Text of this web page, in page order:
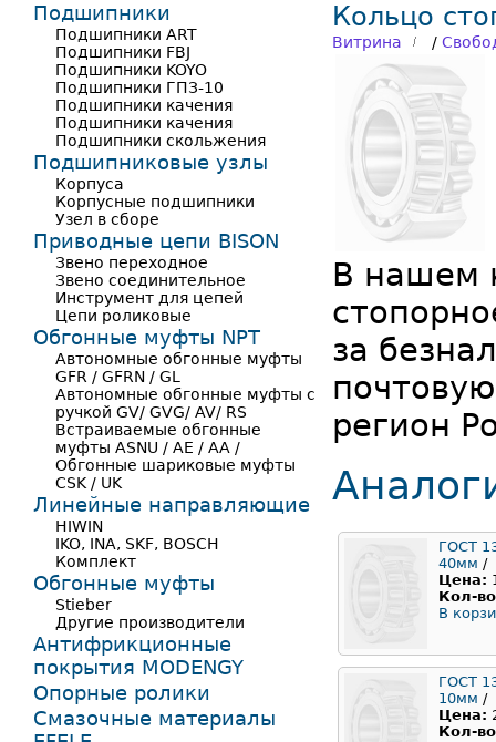
Кольцо
Витрина /
В нашем
за
регион
ГОСТ
40мм /
Цена:
Кол-
В
ГОСТ
10мм /
Цена:
Кол-
Подшипники
Подшипники ART
Подшипники FBJ
Подшипники KOYO
Подшипники ГПЗ-10
Подшипники качения
Подшипники качения
Подшипники скольжения
Подшипниковые узлы
Корпуса
Корпусные подшипники
Узел в сборе
Приводные цепи BISON
Звено переходное
Звено соединительное
Инструмент для цепей
Цепи роликовые
Обгонные муфты NPT
Автономные обгонные муфты
GFR / GFRN / GL
Автономные обгонные муфты с
ручкой GV/ GVG/ AV/ RS
Встраиваемые обгонные
муфты ASNU / AE / AA /
Обгонные шариковые муфты
CSK / UK
Линейные направляющие
HIWIN
IKO, INA, SKF, BOSCH
Комплект
Обгонные муфты
Stieber
Другие производители
Антифрикционные
покрытия MODENGY
Опорные ролики
Смазочные материалы